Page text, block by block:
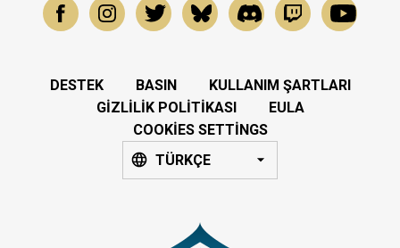
DESTEK BASIN
KULLANIM ŞARTLARI
GIZLILIK POLITIKASI
EULA
COOKIES SETTINGS
TÜRKÇE